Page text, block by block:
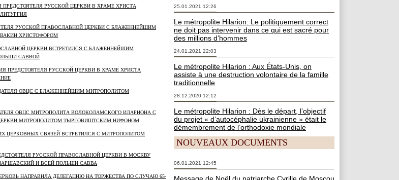
ПРЕДСТОЯТЕЛЯ РУССКОЙ ЦЕРКВИ В ХРАМЕ ХРИСТА
РУССКОЙ ПРАВОСЛАВНОЙ ЦЕРКВИ С БЛАЖЕННЕЙШИМ
ХРИСТОФОРОМ
ЦЕРКВИ ВСТРЕТИЛСЯ С БЛАЖЕННЕЙШИМ
САВВОЙ
ПРЕДСТОЯТЕЛЯ РУССКОЙ ЦЕРКВИ В ХРАМЕ ХРИСТА
ОВЦС С БЛАЖЕННЕЙШИМ МИТРОПОЛИТОМ
ОВЦС МИТРОПОЛИТА ВОЛОКОЛАМСКОГО ИЛАРИОНА С
МИТРОПОЛИТОМ ТЫРГОВИШТСКИМ НИФОНОМ
ЦЕРКОВНЫХ СВЯЗЕЙ ВСТРЕТИЛСЯ С МИТРОПОЛИТОМ
РУССКОЙ ПРАВОСЛАВНОЙ ЦЕРКВИ В МОСКВУ
И ВСЕЙ ПОЛЬШИ САВВА
НАПРАВИЛА ДЕЛЕГАЦИЮ НА ТОРЖЕСТВА ПО СЛУЧАЮ 65-
25.01.2021 12:26
Le métropolite Hilarion: Le politiquement correct
ne doit pas intervenir dans ce qui est sacré pour
des millions d’hommes
24.01.2021 22:03
Le métropolite Hilarion : Aux États-Unis, on
assiste à une destruction volontaire de la famille
traditionnelle
28.12.2020 12:12
Le métropolite Hilarion : Dès le départ, l’objectif
du projet « d’autocéphalie ukrainienne » était le
démembrement de l’orthodoxie mondiale
NOUVEAUX DOCUMENTS
06.01.2021 12:45